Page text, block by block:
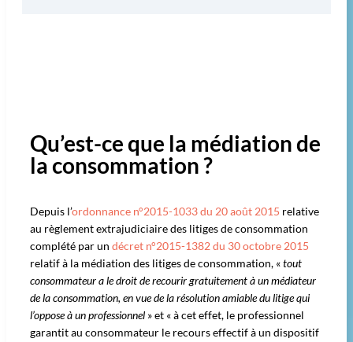
Qu’est-ce que la médiation de
la consommation ?
Depuis l’ordonnance n°2015-1033 du 20 août 2015 relative
au règlement extrajudiciaire des litiges de consommation
complété par un décret n°2015-1382 du 30 octobre 2015
relatif à la médiation des litiges de consommation, «tout
consommateur a le droit de recourir gratuitement à un médiateur
de la consommation, en vue de la résolution amiable du litige qui
l’oppose à un professionnel » et « à cet effet, le professionnel
garantit au consommateur le recours effectif à un dispositif